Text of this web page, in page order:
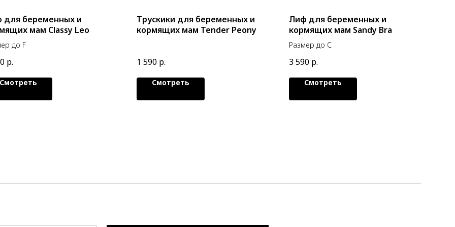
для беременных и
мам Classy Leo
до F
р.
Смотреть
Трускики для беременных и
кормящих мам Tender Peony
1 590 р.
Смотреть
Лиф для беременных и
кормящих мам Sandy Bra
Размер до С
3 590 р.
Смотреть